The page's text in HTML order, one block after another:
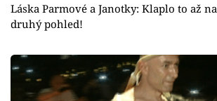
Láska Parmové a Janotky: Klaplo to až na
druhý pohled!